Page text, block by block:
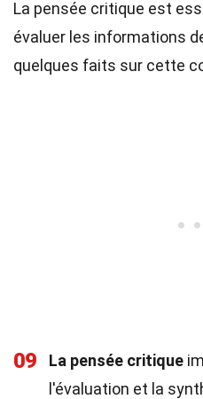
La pensée critique est
évaluer les informations
quelques faits sur cette
09 La pensée critique
l'évaluation et la